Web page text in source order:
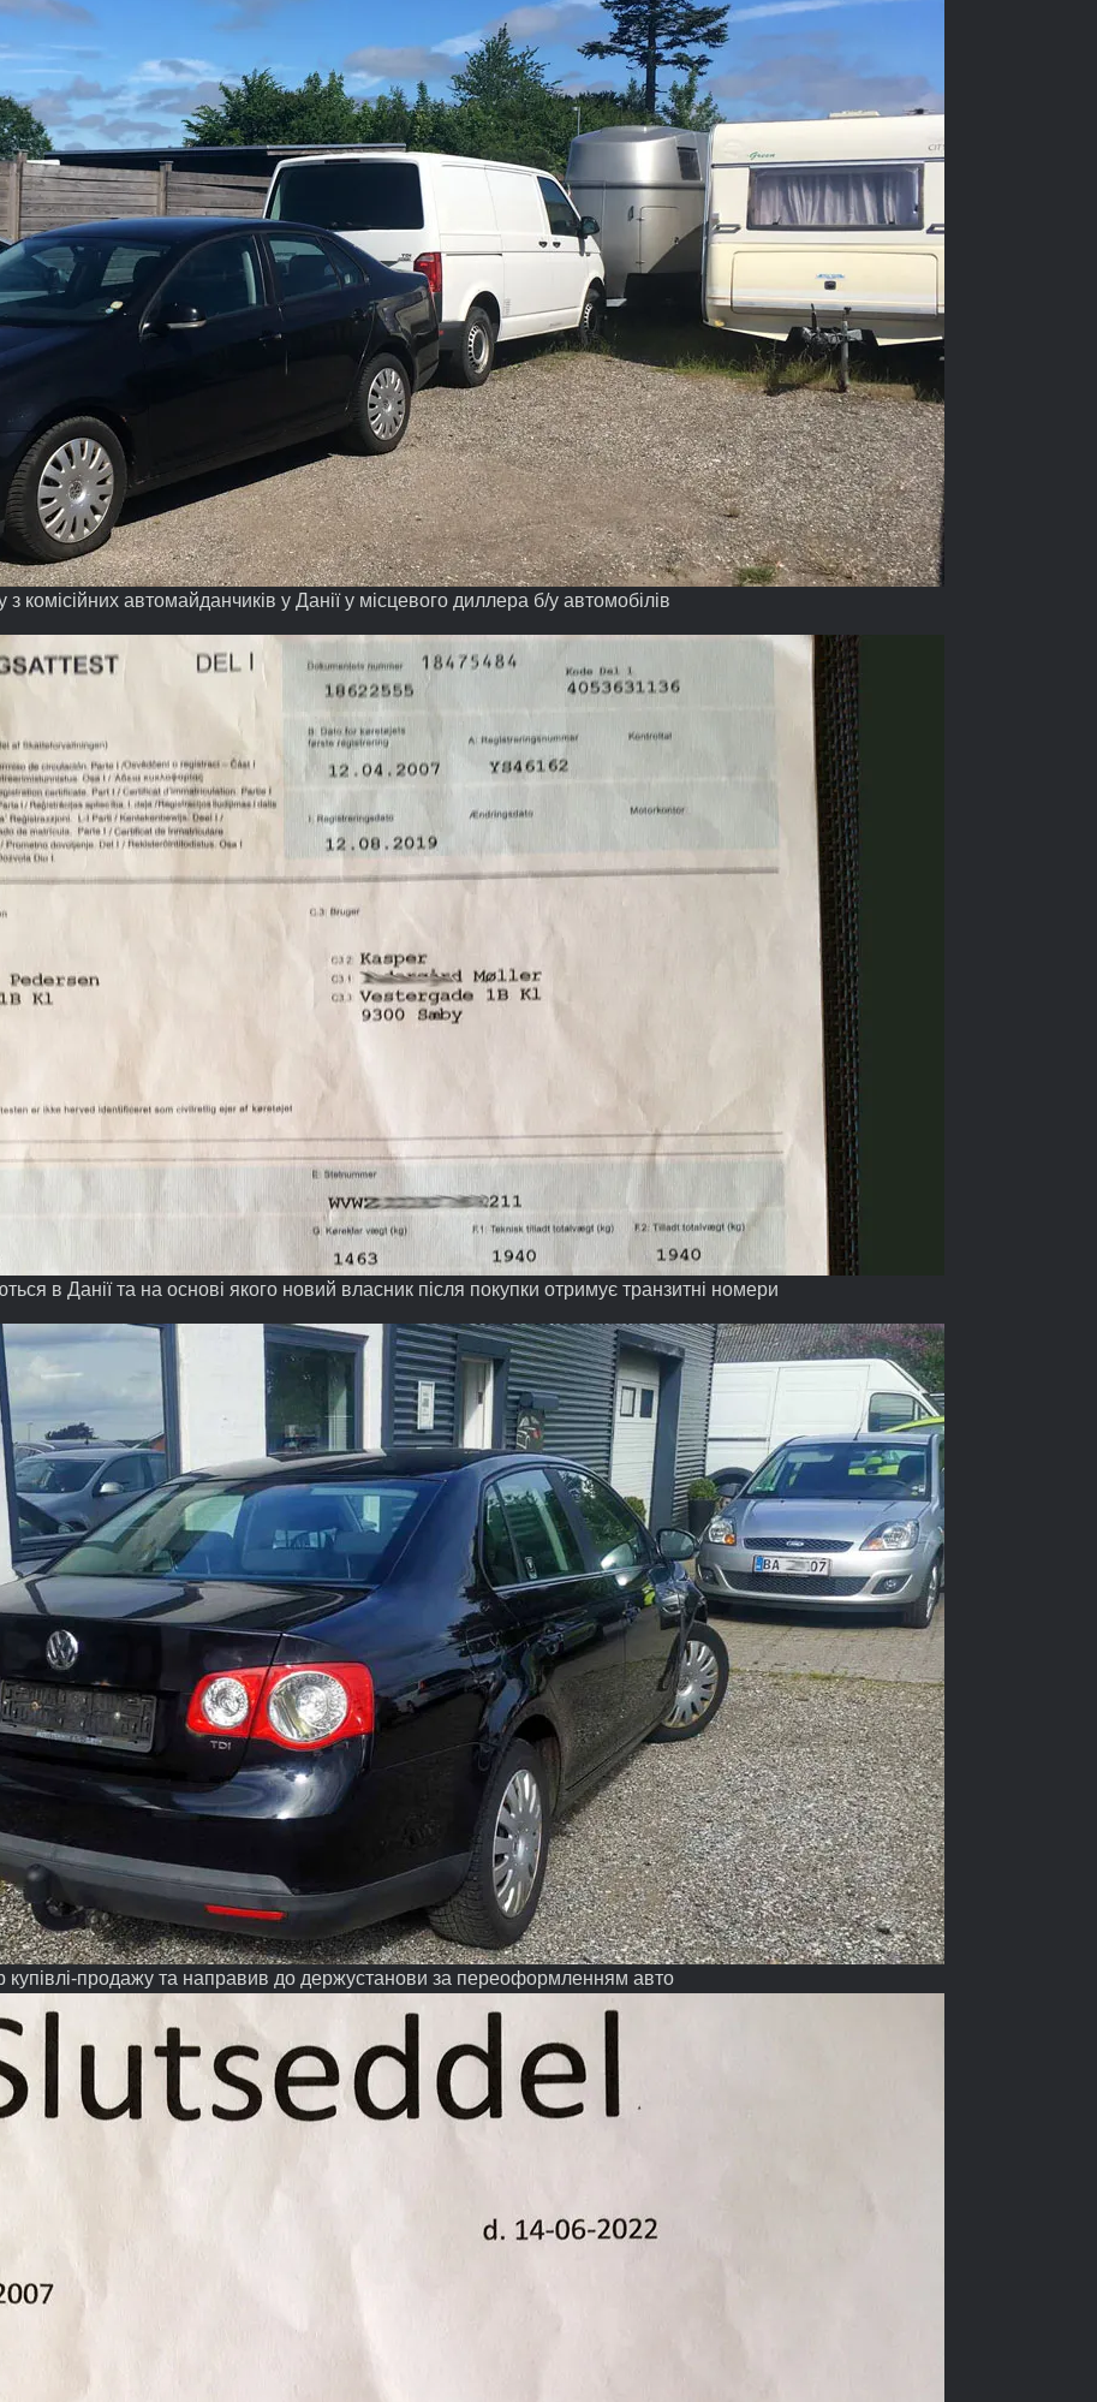
комісійних автомайданчиків у Данії у місцевого диллера б/у автомобілів
в Данії та на основі якого новий власник після покупки отримує транзитні номери
продажу та направив до держустанови за переоформленням авто